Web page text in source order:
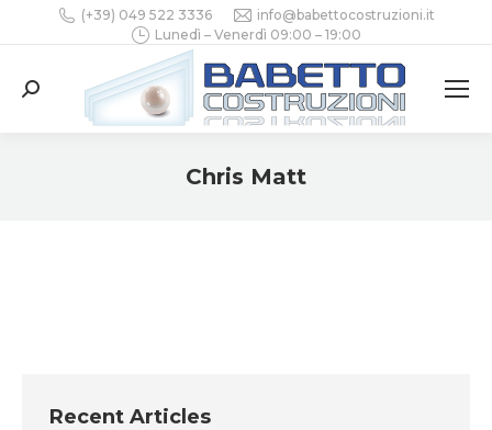
(+39) 049 522 3336
info@babettocostruzioni.it
Lunedì – Venerdì 09:00 – 19:00
Search:
Chris Matt
Recent Articles